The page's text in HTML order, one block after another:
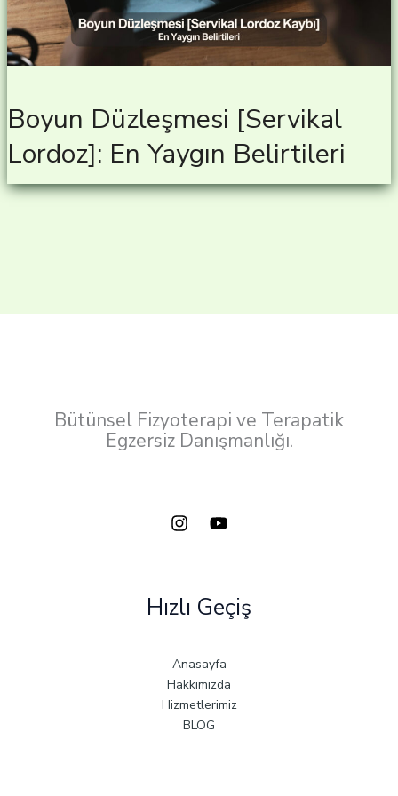
Boyun Düzleşmesi [Servikal
Lordoz]: En Yaygın Belirtileri
Bütünsel Fizyoterapi ve Terapatik
Egzersiz Danışmanlığı.
Hızlı Geçiş
Anasayfa
Hakkımızda
Hizmetlerimiz
BLOG